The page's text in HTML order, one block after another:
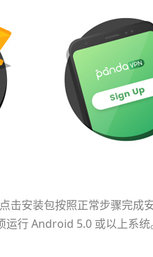
击安装包按照正常步骤完
行 Android 5.0 或以上系统